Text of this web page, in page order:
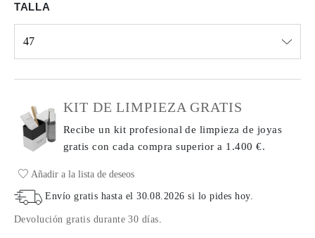
TALLA
47
KIT DE LIMPIEZA GRATIS
Recibe un kit profesional de limpieza de joyas
gratis con cada comprasuperior a 1.400 €.
Añadir a la lista de deseos
Envío gratis hasta el30.08.2026 si lo pides hoy.
Devolución gratis durante 30 días.